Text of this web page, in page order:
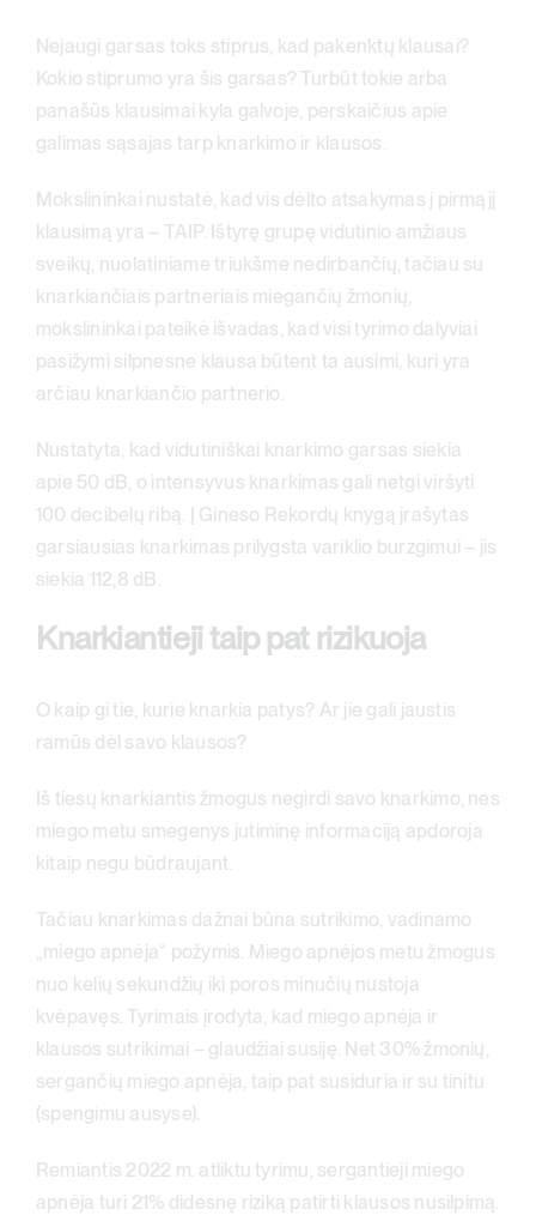
Nejaugi garsas toks stiprus, kad pakenktų klausai?
Kokio stiprumo yra šis garsas? Turbūt tokie arba
panašūs klausimai kyla galvoje, perskaičius apie
galimas sąsajas tarp knarkimo ir klausos.
Mokslininkai nustatė, kad vis dėlto atsakymas į pirmąjį
klausimą yra – TAIP. Ištyrę grupę vidutinio amžiaus
sveikų, nuolatiniame triukšme nedirbančių, tačiau su
knarkiančiais partneriais miegančių žmonių,
mokslininkai pateikė išvadas, kad visi tyrimo dalyviai
pasižymi silpnesne klausa būtent ta ausimi, kuri yra
arčiau knarkiančio partnerio.
Nustatyta, kad vidutiniškai knarkimo garsas siekia
apie 50 dB, o intensyvus knarkimas gali netgi viršyti
100 decibelų ribą. Į Gineso Rekordų knygą įrašytas
garsiausias knarkimas prilygsta variklio burzgimui – jis
siekia 112,8 dB.
Knarkiantieji taip pat rizikuoja
O kaip gi tie, kurie knarkia patys? Ar jie gali jaustis
ramūs dėl savo klausos?
Iš tiesų knarkiantis žmogus negirdi savo knarkimo, nes
miego metu smegenys jutiminę informaciją apdoroja
kitaip negu būdraujant.
Tačiau knarkimas dažnai būna sutrikimo, vadinamo
„miego apnėja“ požymis. Miego apnėjos metu žmogus
nuo kelių sekundžių iki poros minučių nustoja
kvėpavęs. Tyrimais įrodyta, kad miego apnėja ir
klausos sutrikimai – glaudžiai susiję. Net 30% žmonių,
sergančių miego apnėja, taip pat susiduria ir su tinitu
(spengimu ausyse).
Remiantis 2022 m. atliktu tyrimu, sergantieji miego
apnėja turi 21% didesnę riziką patirti klausos nusilpimą.